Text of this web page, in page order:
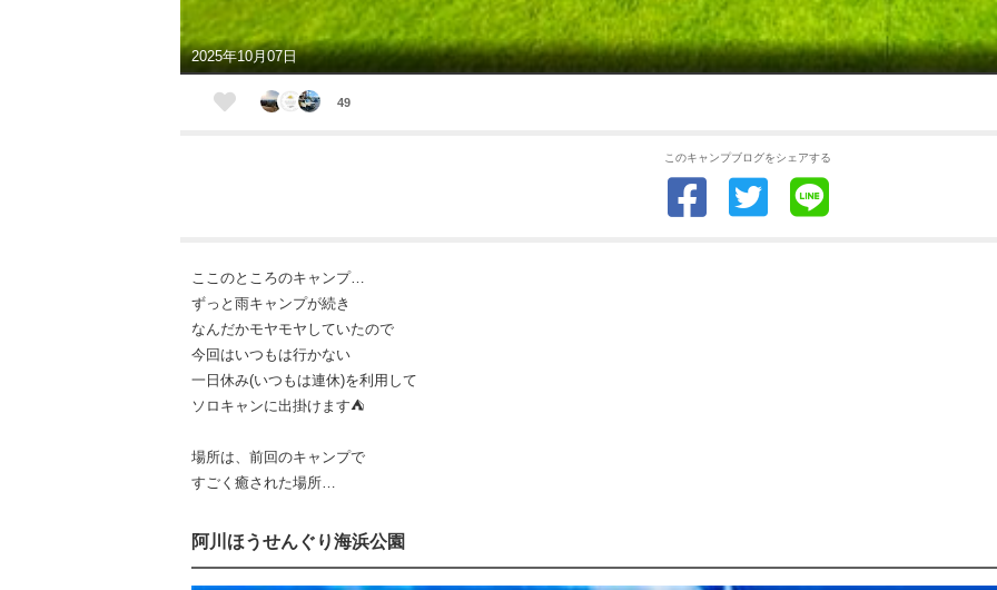
2025年10月07日
49
このキャンプブログをシェアする
ここのところのキャンプ…
ずっと雨キャンプが続き
なんだかモヤモヤしていたので
今回はいつもは行かない
一日休み(いつもは連休)を利用して
ソロキャンに出掛けます⛺️
場所は、前回のキャンプで
すごく癒された場所…
阿川ほうせんぐり海浜公園